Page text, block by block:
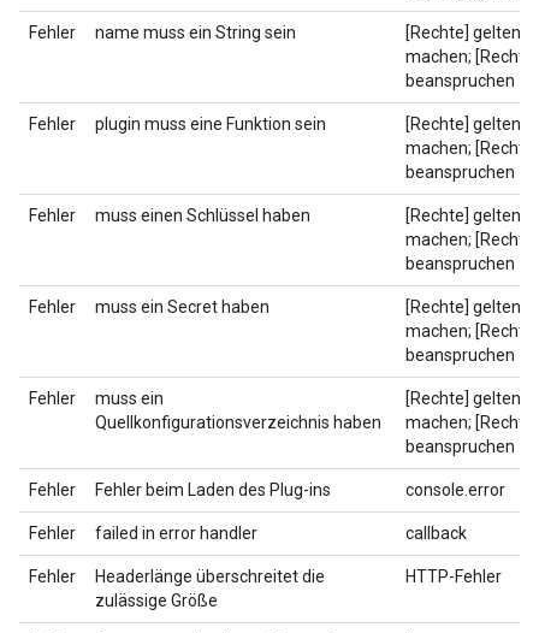
Fehler name muss ein String sein
[Rechte] geltend
machen; [Rechte]
beanspruchen
Fehler plugin muss eine Funktion sein
[Rechte] geltend
machen; [Rechte]
beanspruchen
Fehler muss einen Schlüssel haben
[Rechte] geltend
machen; [Rechte]
beanspruchen
Fehler muss ein Secret haben
[Rechte] geltend
machen; [Rechte]
beanspruchen
Fehler
muss ein
Quellkonfigurationsverzeichnis haben
[Rechte] geltend
machen; [Rechte]
beanspruchen
Fehler Fehler beim Laden des Plug-ins console.error
Fehler failed in error handler callback
Fehler
Headerlänge überschreitet die
zulässige Größe
HTTP-Fehler